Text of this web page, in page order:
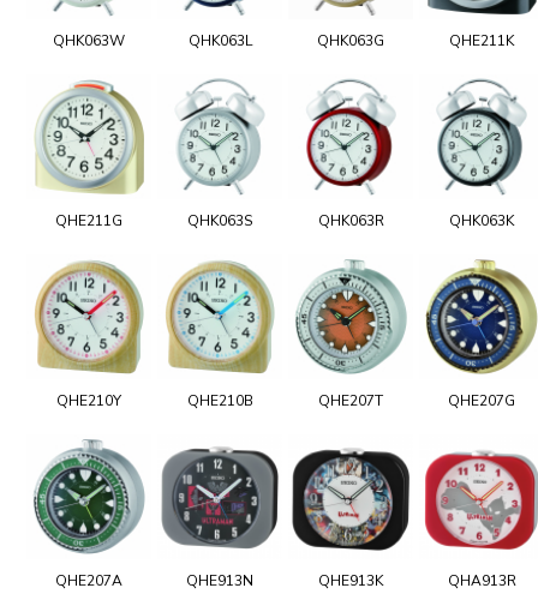
QHK063W QHK063L QHK063G QHE211K
QHE211G QHK063S QHK063R QHK063K
QHE210Y QHE210B QHE207T QHE207G
QHE207A QHE913N QHE913K QHA913R